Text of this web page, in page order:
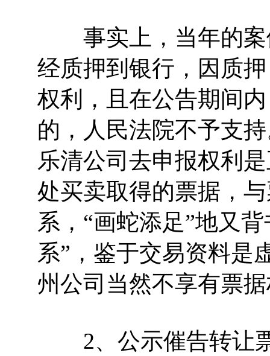
事实上，当年的案
经质押到银行，因质
权利，且在公告期间
的，人民法院不予支
乐清公司去申报权利
处买卖取得的票据，
系，“画蛇添足”地又
系”，鉴于交易资料是
州公司当然不享有票
2、公示催告转让票